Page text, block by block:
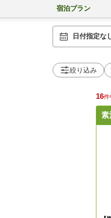
宿泊プラン
日付指定な
絞り込み
16件
素